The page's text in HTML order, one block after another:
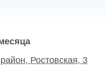
Ростовская, 3